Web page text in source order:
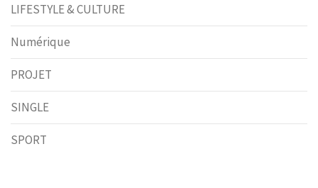
LIFESTYLE & CULTURE
Numérique
PROJET
SINGLE
SPORT